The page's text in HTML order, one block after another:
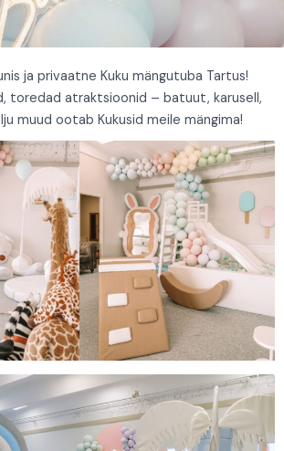
ja privaatne Kuku mängutuba Tartus!
toredad atraktsioonid – batuut, karusell,
muud ootab Kukusid meile mängima!